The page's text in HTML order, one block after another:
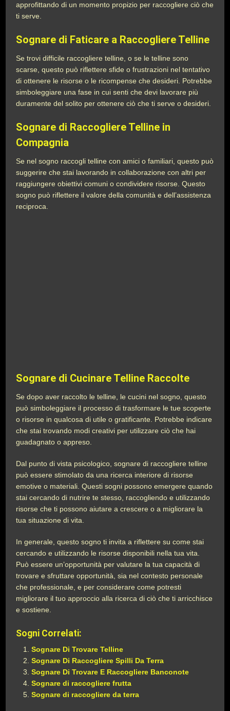
approfittando di un momento propizio per raccogliere ciò che
ti serve.
Sognare di Faticare a Raccogliere Telline
Se trovi difficile raccogliere telline, o se le telline sono
scarse, questo può riflettere sfide o frustrazioni nel tentativo
di ottenere le risorse o le ricompense che desideri. Potrebbe
simboleggiare una fase in cui senti che devi lavorare più
duramente del solito per ottenere ciò che ti serve o desideri.
Sognare di Raccogliere Telline in
Compagnia
Se nel sogno raccogli telline con amici o familiari, questo può
suggerire che stai lavorando in collaborazione con altri per
raggiungere obiettivi comuni o condividere risorse. Questo
sogno può riflettere il valore della comunità e dell’assistenza
reciproca.
Sognare di Cucinare Telline Raccolte
Se dopo aver raccolto le telline, le cucini nel sogno, questo
può simboleggiare il processo di trasformare le tue scoperte
o risorse in qualcosa di utile o gratificante. Potrebbe indicare
che stai trovando modi creativi per utilizzare ciò che hai
guadagnato o appreso.
Dal punto di vista psicologico, sognare di raccogliere telline
può essere stimolato da una ricerca interiore di risorse
emotive o materiali. Questi sogni possono emergere quando
stai cercando di nutrire te stesso, raccogliendo e utilizzando
risorse che ti possono aiutare a crescere o a migliorare la
tua situazione di vita.
In generale, questo sogno ti invita a riflettere su come stai
cercando e utilizzando le risorse disponibili nella tua vita.
Può essere un’opportunità per valutare la tua capacità di
trovare e sfruttare opportunità, sia nel contesto personale
che professionale, e per considerare come potresti
migliorare il tuo approccio alla ricerca di ciò che ti arricchisce
e sostiene.
Sogni Correlati:
Sognare Di Trovare Telline
Sognare Di Raccogliere Spilli Da Terra
Sognare Di Trovare E Raccogliere Banconote
Sognare di raccogliere frutta
Sognare di raccogliere da terra